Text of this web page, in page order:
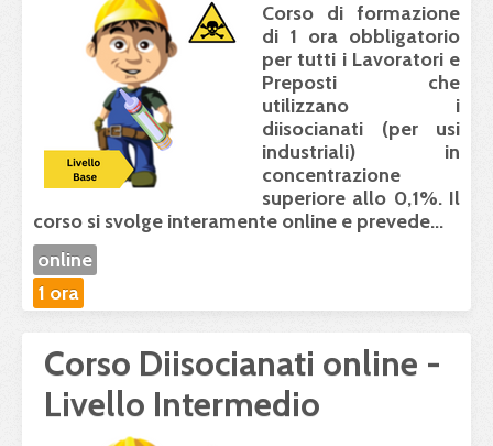
Corso di formazione
di 1 ora obbligatorio
per tutti i Lavoratori e
Preposti che
utilizzano i
diisocianati (per usi
industriali) in
concentrazione
superiore allo 0,1%. Il
corso si svolge interamente online e prevede...
online
1 ora
Corso Diisocianati online -
Livello Intermedio